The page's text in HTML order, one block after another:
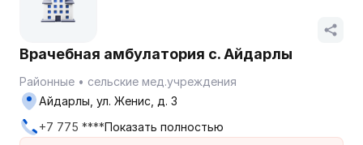
Врачебная амбулатория с. Айдарлы
Районные сельские мед.учреждения
Айдарлы, ул. Женис, д. 3
+7 775 ****Показать полностью